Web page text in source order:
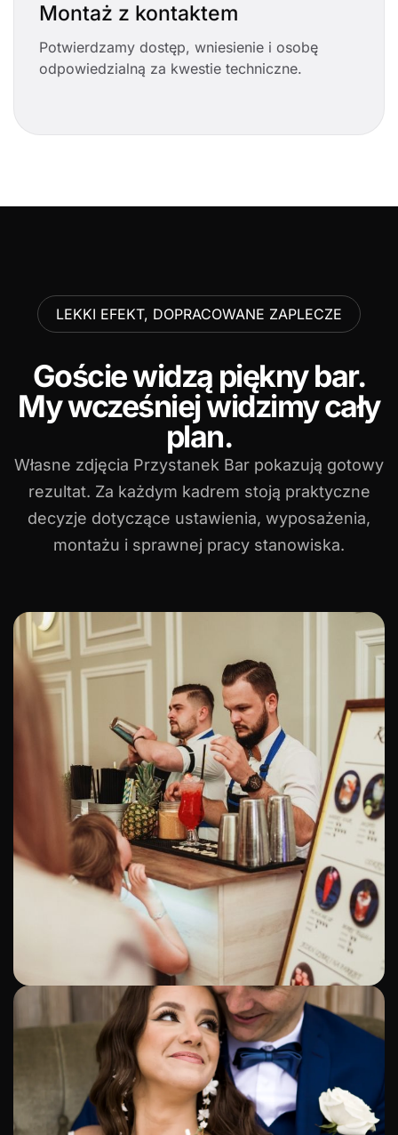
Montaż z kontaktem
Potwierdzamy dostęp, wniesienie i osobę
odpowiedzialną za kwestie techniczne.
LEKKI EFEKT, DOPRACOWANE ZAPLECZE
Goście widzą piękny bar.
My wcześniej widzimy cały
plan.
Własne zdjęcia Przystanek Bar pokazują gotowy
rezultat. Za każdym kadrem stoją praktyczne
decyzje dotyczące ustawienia, wyposażenia,
montażu i sprawnej pracy stanowiska.